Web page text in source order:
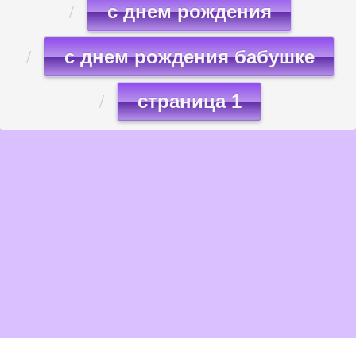
с днем рождения
с днем рождения бабушке
страница 1